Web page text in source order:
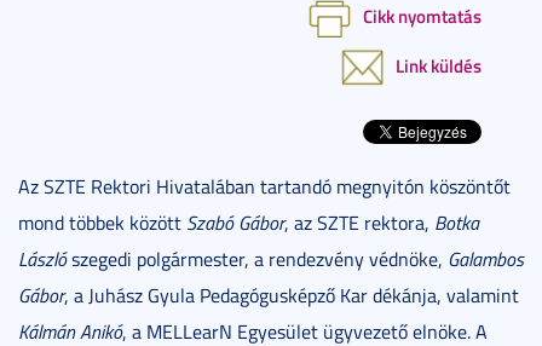
Cikk nyomtatás
Link küldés
Az SZTE Rektori Hivatalában tartandó megnyitón köszöntőt
mond többek között Szabó Gábor, az SZTE rektora, Botka
Lászlószegedi polgármester, a rendezvény védnöke, Galambos
Gábor, a Juhász Gyula Pedagógusképző Kar dékánja, valamint
Kálmán Anikó, a MELLearN Egyesület ügyvezető elnöke. A